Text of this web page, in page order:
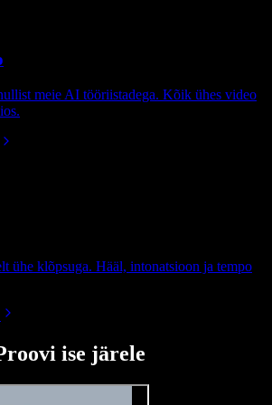
meie AI tööriistadega. Kõik ühes video
ühe klõpsuga. Hääl, intonatsioon ja tempo
ise järele